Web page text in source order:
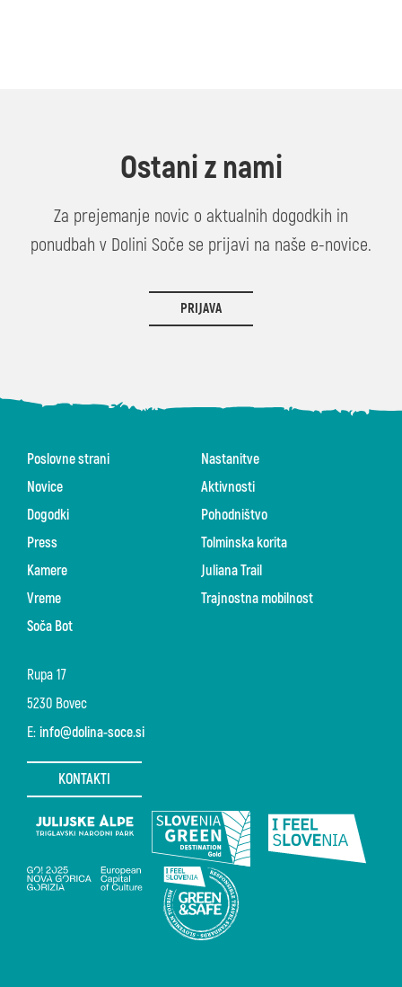
Ostani z nami
Za prejemanje novic o aktualnih dogodkih in
ponudbah v Dolini Soče se prijavi na naše e-novice.
PRIJAVA
Rupa 17
5230 Bovec
E: info@dolina-soce.si
KONTAKTI
Poslovne strani
Novice
Dogodki
Press
Kamere
Vreme
Soča Bot
Nastanitve
Aktivnosti
Pohodništvo
Tolminska korita
Juliana Trail
Trajnostna mobilnost